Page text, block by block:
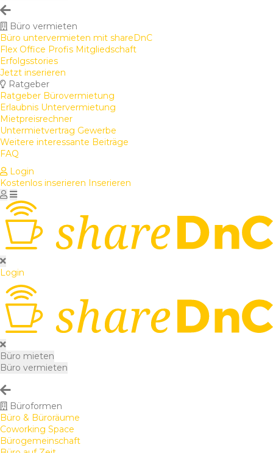
Büro vermieten
Büro untervermieten mit shareDnC
Flex Office Profis Mitgliedschaft
Erfolgsstories
Jetzt inserieren
Ratgeber
Ratgeber Bürovermietung
Erlaubnis Untervermietung
Mietpreisrechner
Untermietvertrag Gewerbe
Weitere interessante Beiträge
FAQ
Login
Kostenlos inserieren Inserieren
Login
Büro mieten
Büro vermieten
Büroformen
Büro & Büroräume
Coworking Space
Bürogemeinschaft